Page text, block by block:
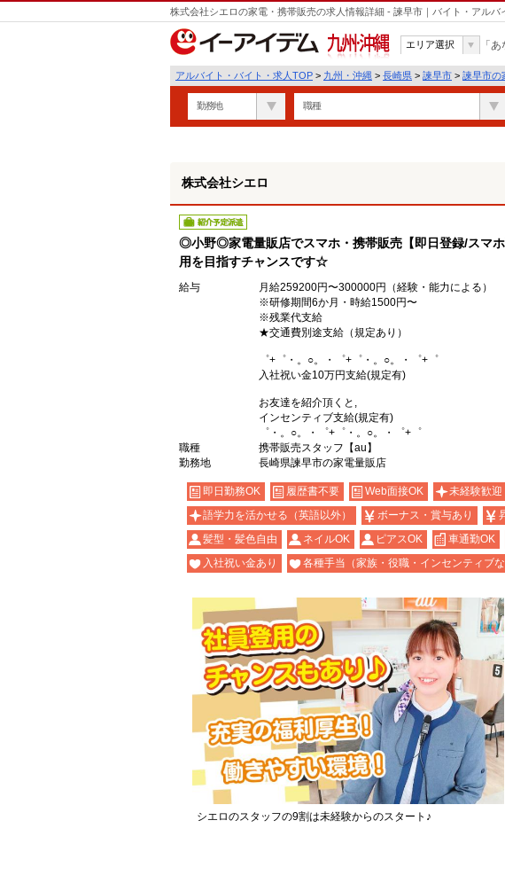
株式会社シエロの家電・携帯販売の求人情報詳細 - 諫早市｜バイト・アルバ
九州・沖縄
エリア選択 「
アルバイト・バイト・求人TOP > 九州・沖縄 > 長崎県 > 諫早市 > 諫早市の
勤務地 職種
遣
株式会社シエロ
紹介予定派遣
◎小野◎家電量販店でスマホ・携帯販売【即日登録/スマ
用を目指すチャンスです☆
給与
月給259200円〜300000円（経験・能力による）
※研修期間6か月・時給1500円〜
※残業代支給
★交通費別途支給（規定あり）
゜+゜・。○。・゜+゜・。○。・゜+゜
入社祝い金10万円支給(規定有)
お友達を紹介頂くと,
インセンティブ支給(規定有)
゜・。○。・゜+゜・。○。・゜+゜
職種
携帯販売スタッフ【au】
勤務地
長崎県諫早市の家電量販店
即日勤務OK 履歴書不要 Web面接OK 未経験歓迎
語学力を活かせる（英語以外）
ボーナス・賞与あり
髪型・髪色自由
ネイルOK ピアスOK 車通勤OK
入社祝い金あり
各種手当（家族・役職・インセンティブ
シエロのスタッフの9割は未経験からのスタート♪